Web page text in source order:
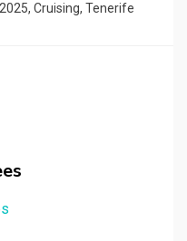
2025, Cruising, Tenerife